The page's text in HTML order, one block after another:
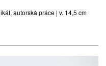
autorská práce | v. 14,5 cm